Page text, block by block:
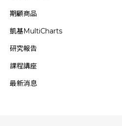
期顧商品
凱基MultiCharts
研究報告
課程講座
最新消息